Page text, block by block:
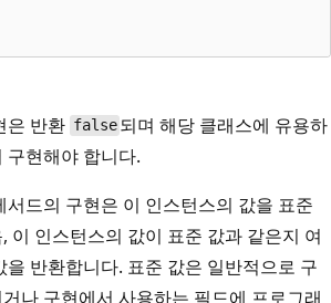
은 반환 false 되며 해당 클래스에 유용하
구현해야 합니다.
서드의 구현은 이 인스턴스의 값을 표준
이 인스턴스의 값이 표준 값과 같은지 여
반환합니다. 표준 값은 일반적으로 구
나 구현에서 사용하는 필드에 프로그래